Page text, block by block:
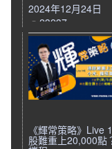
2024年12月24日
23237
《輝常策略》Live
股難重上20,000點